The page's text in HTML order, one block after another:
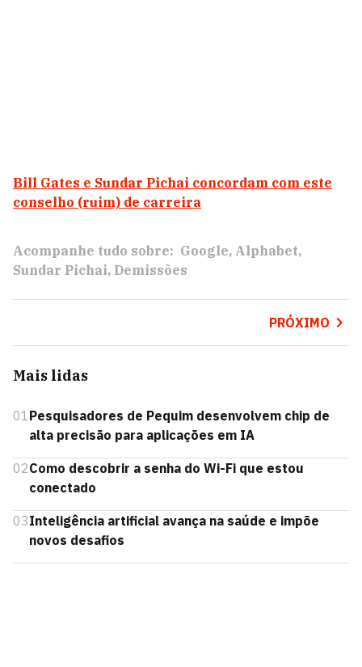
Bill Gates e Sundar Pichai concordam com este
conselho (ruim) de carreira
Acompanhe tudo sobre: Google Alphabet
Sundar Pichai Demissões
PRÓXIMO
Mais lidas
01Pesquisadores de Pequim desenvolvem chip de
alta precisão para aplicações em IA
02Como descobrir a senha do Wi-Fi que estou
conectado
03Inteligência artificial avança na saúde e impõe
novos desafios